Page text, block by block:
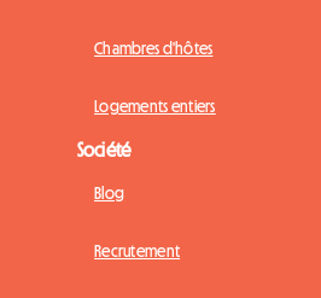
Chambres d'hôtes
Logements entiers
Société
Blog
Recrutement